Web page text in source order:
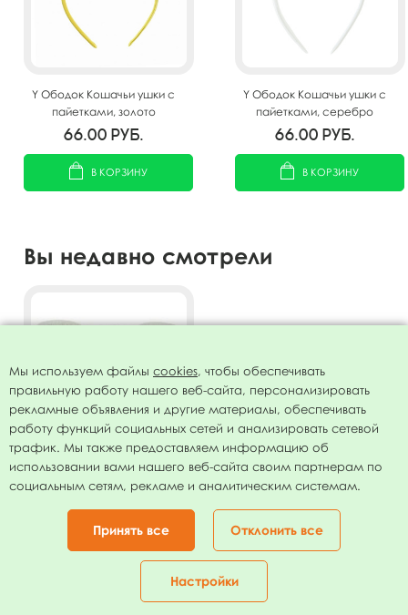
Корзина
Y Ободок Кошачьи ушки с
пайетками, золото
66.00 руб.
В КОРЗИНУ
Y Ободок Кошачьи ушки с
пайетками, серебро
66.00 руб.
В КОРЗИНУ
Вы недавно смотрели
Ободок Кошачьи ушки с
пайетками, перламутр
66.00руб.
Мы используем файлы cookies, чтобы обеспечивать
правильную работу нашего веб-сайта, персонализировать
рекламные объявления и другие материалы, обеспечивать
работу функций социальных сетей и анализировать сетевой
трафик. Мы также предоставляем информацию об
использовании вами нашего веб-сайта своим партнерам по
социальным сетям, рекламе и аналитическим системам.
Принять все Отклонить все
Настройки